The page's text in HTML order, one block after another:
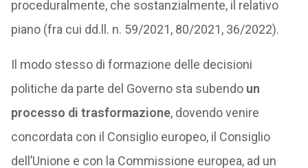
proceduralmente, che sostanzialmente, il relativo
piano (fra cui dd.ll. n. 59/2021, 80/2021, 36/2022).
Il modo stesso di formazione delle decisioni
politiche da parte del Governo sta subendo un
processo di trasformazione, dovendo venire
concordata con il Consiglio europeo, il Consiglio
dell’Unione e con la Commissione europea, ad un